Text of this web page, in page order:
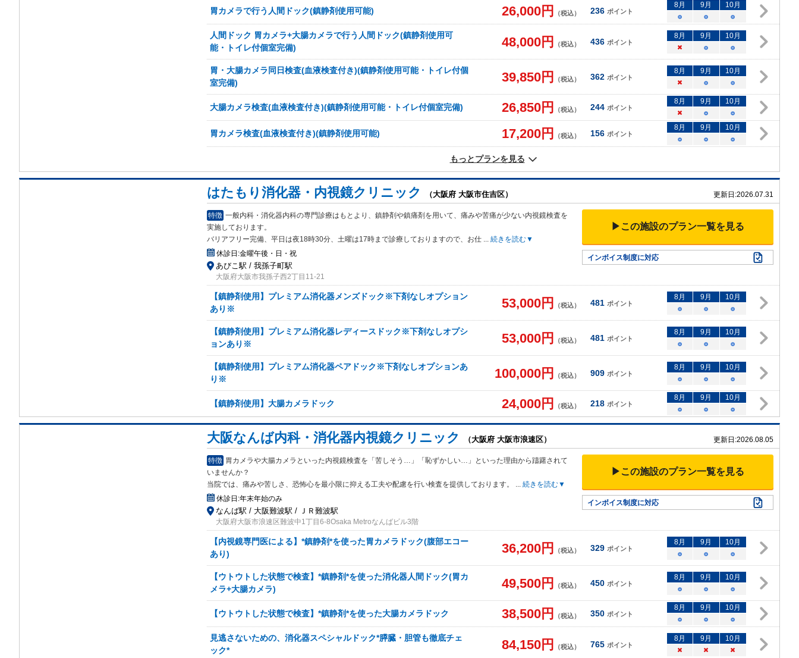
胃カメラで行う人間ドック(鎮静剤使用可能) 26,000円 （税込） 236 ポイント
8月 9月 10月
○
○ ○
人間ドック 胃カメラ+大腸カメラで行う人間ドック(鎮静剤使用可
能・トイレ付個室完備)
48,000円 （税込） 436 ポイント
8月 9月 10月
×
○ ○
胃・大腸カメラ同日検査(血液検査付き)(鎮静剤使用可能・トイレ付個
室完備)
39,850円 （税込） 362 ポイント
8月 9月 10月
×
○ ○
大腸カメラ検査(血液検査付き)(鎮静剤使用可能・トイレ付個室完備) 26,850円 （税込） 244 ポイント
8月 9月 10月
×
○ ○
胃カメラ検査(血液検査付き)(鎮静剤使用可能) 17,200円 （税込） 156 ポイント
8月 9月 10月
○
○ ○
もっとプランを見る
はたもり消化器・内視鏡クリニック （大阪府 大阪市住吉区） 更新日:2026.07.31
特徴 一般内科・消化器内科の専門診療はもとより、鎮静剤や鎮痛剤を用いて、痛みや苦痛が少ない内視鏡検査を
実施しております。
バリアフリー完備、平日は夜18時30分、土曜は17時まで診療しておりますので、お仕 ... 続きを読む▼
休診日:金曜午後・日・祝
あびこ駅 / 我孫子町駅
大阪府大阪市我孫子西2丁目11-21
▶この施設のプラン一覧を見る
インボイス制度に対応
【鎮静剤使用】プレミアム消化器メンズドック※下剤なしオプション
あり※
53,000円 （税込） 481 ポイント
8月 9月 10月
○
○ ○
【鎮静剤使用】プレミアム消化器レディースドック※下剤なしオプシ
ョンあり※
53,000円 （税込） 481 ポイント
8月 9月 10月
○
○ ○
【鎮静剤使用】プレミアム消化器ペアドック※下剤なしオプションあ
り※
100,000円 （税込） 909 ポイント
8月 9月 10月
○
○ ○
【鎮静剤使用】大腸カメラドック 24,000円 （税込） 218 ポイント
8月 9月 10月
○
○ ○
大阪なんば内科・消化器内視鏡クリニック （大阪府 大阪市浪速区） 更新日:2026.08.05
特徴 胃カメラや大腸カメラといった内視鏡検査を「苦しそう…」「恥ずかしい…」といった理由から躊躇されて
いま せんか？
当院では、痛みや苦しさ、恐怖心を最小限に抑える工夫や配慮を行い検査を提供しております。 ... 続きを読む▼
休診日:年末年始のみ
なんば駅 / 大阪難波駅 / ＪＲ難波駅
大阪府大阪市浪速区難波中1丁目6-8Osaka Metroなんばビル3階
▶この施設のプラン一覧を見る
インボイス制度に対応
【内視鏡専門医による】*鎮静剤*を使った胃カメラドック(腹部エコー
あり)
36,200円 （税込） 329 ポイント
8月 9月 10月
○
○ ○
【ウトウトした状態で検査】*鎮静剤*を使った消化器人間ドック(胃カ
メラ+大腸カメラ)
49,500円 （税込） 450 ポイント
8月 9月 10月
○
○ ○
【ウトウトした状態で検査】*鎮静剤*を使った大腸カメラドック 38,500円 （税込） 350 ポイント
8月 9月 10月
○
○ ○
見逃さないための、消化器スペシャルドック*膵臓・胆管も徹底チェ
ック*
84,150円 （税込） 765 ポイント
8月 9月 10月
×
× ×